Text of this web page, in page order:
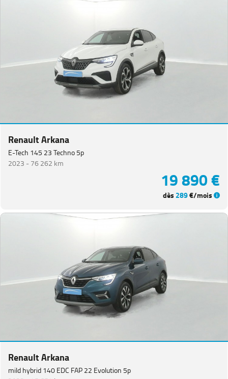
Renault Arkana
E-Tech 145 23 Techno 5p
2023 -76 262 km
19 890 €
dès 289€/mois
Renault Arkana
mild hybrid 140 EDC FAP 22 Evolution 5p